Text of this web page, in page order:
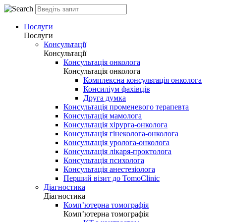
Послуги
Послуги
Консультації
Консультації
Консультація онколога
Консультація онколога
Комплексна консультація онколога
Консиліум фахівців
Друга думка
Консультація променевого терапевта
Консультація мамолога
Консультація хірурга-онколога
Консультація гінеколога-онколога
Консультація уролога-онколога
Консультація лікаря-проктолога
Консультація психолога
Консультація анестезіолога
Перший візит до TomoClinic
Діагностика
Діагностика
Комп’ютерна томографія
Комп’ютерна томографія